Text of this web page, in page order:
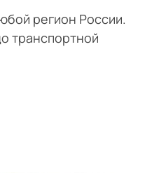
регион России.
транспортной